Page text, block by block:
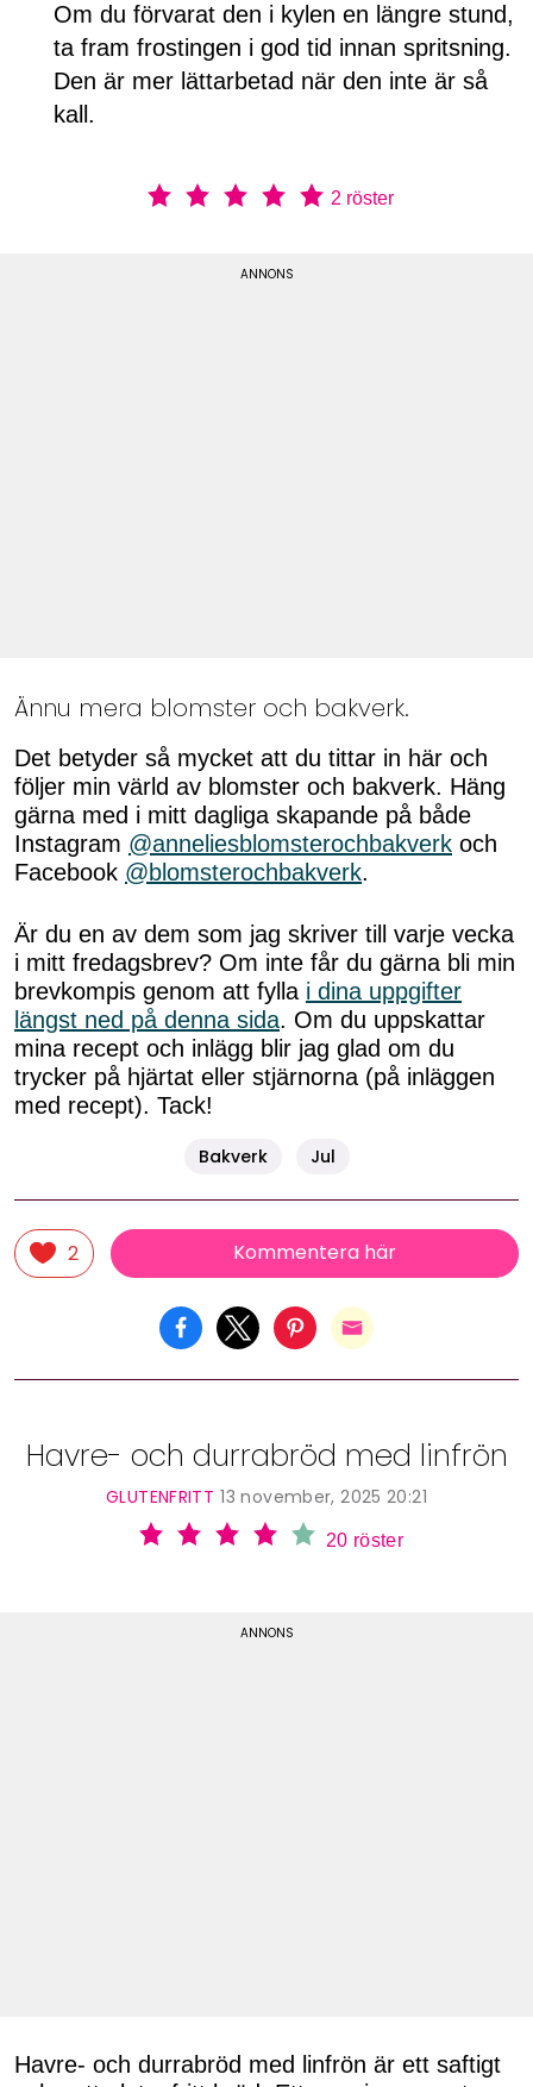
Om du förvarat den i kylen en längre stund,
ta fram frostingen i god tid innan spritsning.
Den är mer lättarbetad när den inte är så
kall.
2 röster
Ännu mera blomster och bakverk.
Det betyder så mycket att du tittar in här och
följer min värld av blomster och bakverk. Häng
gärna med i mitt dagliga skapande på både
Instagram @anneliesblomsterochbakverk och
Facebook @blomsterochbakverk.
Är du en av dem som jag skriver till varje vecka
i mitt fredagsbrev? Om inte får du gärna bli min
brevkompis genom att fylla i dina uppgifter
längst ned på denna sida. Om du uppskattar
mina recept och inlägg blir jag glad om du
trycker på hjärtat eller stjärnorna (på inläggen
med recept). Tack!
Bakverk Jul
2 Kommentera här
Havre- och durrabröd med linfrön
GLUTENFRITT 13 november, 2025 20:21
20 röster
Havre- och durrabröd med linfrön är ett saftigt